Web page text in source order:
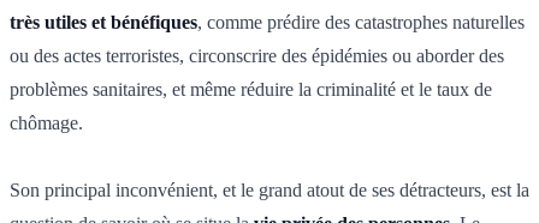
très utiles et bénéfiques, comme prédire des catastrophes naturelles
ou des actes terroristes, circonscrire des épidémies ou aborder des
problèmes sanitaires, et même réduire la criminalité et le taux de
chômage.
Son principal inconvénient, et le grand atout de ses détracteurs, est la